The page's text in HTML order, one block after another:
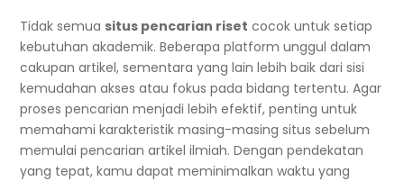
Tidak semua situs pencarian riset cocok untuk setiap
kebutuhan akademik. Beberapa platform unggul dalam
cakupan artikel, sementara yang lain lebih baik dari sisi
kemudahan akses atau fokus pada bidang tertentu. Agar
proses pencarian menjadi lebih efektif, penting untuk
memahami karakteristik masing-masing situs sebelum
memulai pencarian artikel ilmiah. Dengan pendekatan
yang tepat, kamu dapat meminimalkan waktu yang